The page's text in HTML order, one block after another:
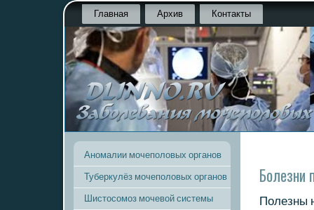
Главная Архив Контакты
Аномалии мочеполовых органов
Туберкулёз мочеполовых органов
Шистосомоз мочевой системы
Болезни
Полезны